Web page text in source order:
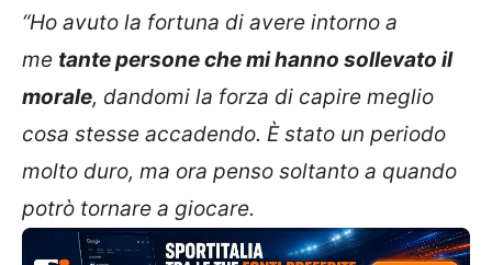
“Ho avuto la fortuna di avere intorno a
me tante persone che mi hanno sollevato il
morale, dandomi la forza di capire meglio
cosa stesse accadendo. È stato un periodo
molto duro, ma ora penso soltanto a quando
potrò tornare a giocare.